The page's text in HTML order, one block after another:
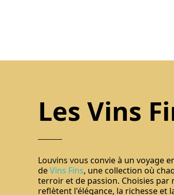
Les Vins
Louvins vous convie à un voyage
deVins Fins, une collection où
terroir et de passion. Choisies
reflètent l'élégance, la richesse et